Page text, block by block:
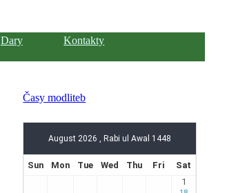
Dary Kontakty
Časy modliteb